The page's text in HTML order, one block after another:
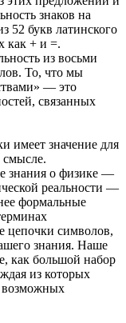
знаков на
52 букв латинского
как + и =.
из восьми
То, что мы
— это
связанных
имеет значение для
знания о физике —
реальности —
формальные
цепочки символов,
знания. Наше
как большой набор
из которых
возможных